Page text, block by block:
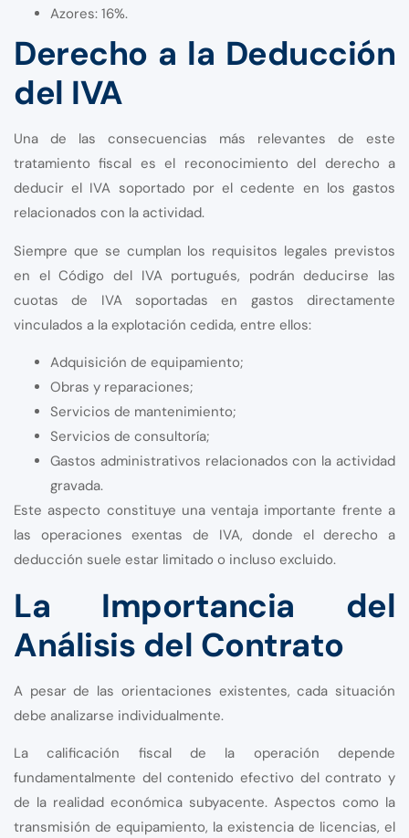
Azores: 16%.
Derecho a la Deducción
del IVA
Una de las consecuencias más relevantes de este
tratamiento fiscal es el reconocimiento del derecho a
deducir el IVA soportado por el cedente en los gastos
relacionados con la actividad.
Siempre que se cumplan los requisitos legales previstos
en el Código del IVA portugués, podrán deducirse las
cuotas de IVA soportadas en gastos directamente
vinculados a la explotación cedida, entre ellos:
Adquisición de equipamiento;
Obras y reparaciones;
Servicios de mantenimiento;
Servicios de consultoría;
Gastos administrativos relacionados con la actividad
gravada.
Este aspecto constituye una ventaja importante frente a
las operaciones exentas de IVA, donde el derecho a
deducción suele estar limitado o incluso excluido.
La Importancia del
Análisis del Contrato
A pesar de las orientaciones existentes, cada situación
debe analizarse individualmente.
La calificación fiscal de la operación depende
fundamentalmente del contenido efectivo del contrato y
de la realidad económica subyacente. Aspectos como la
transmisión de equipamiento, la existencia de licencias, el